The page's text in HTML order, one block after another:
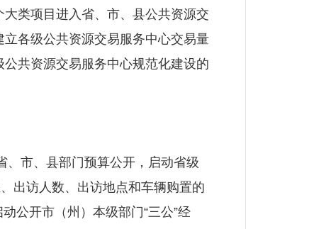
类项目进入省、市、县公共资源交
各级公共资源交易服务中心交易量
共资源交易服务中心规范化建设的
市、县部门预算公开，启动省级
出访人数、出访地点和车辆购置的
公开市（州）本级部门“三公”经